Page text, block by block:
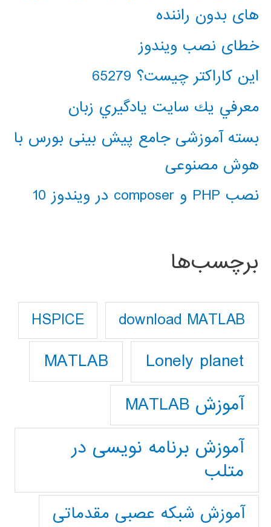
های بدون راننده
خطای نصب ویندوز
این کاراکتر چیست؟ 65279
معرفي يك سايت يادگيري زبان
بسته آموزشی جامع پیش بینی بورس با
هوش مصنوعی
نصب PHP و composer در ویندوز 10
برچسب‌ها
download MATLAB
HSPICE
Lonely planet
MATLAB
آموزش MATLAB
آموزش برنامه نویسی در
متلب
آموزش شبکه عصبی مقدماتی